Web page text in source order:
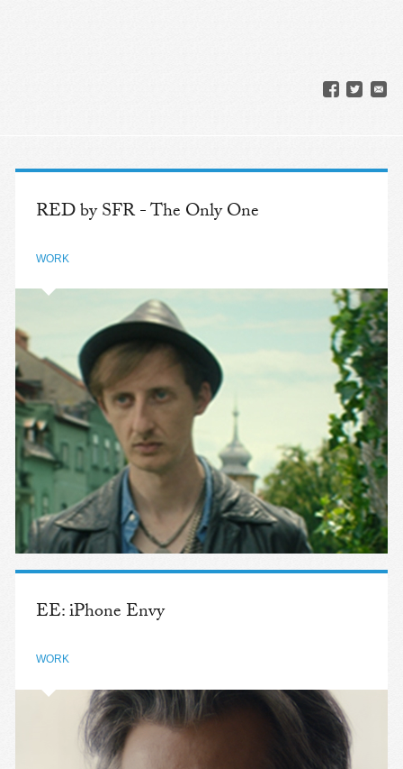
RED by SFR - The Only One
WORK
EE: iPhone Envy
WORK